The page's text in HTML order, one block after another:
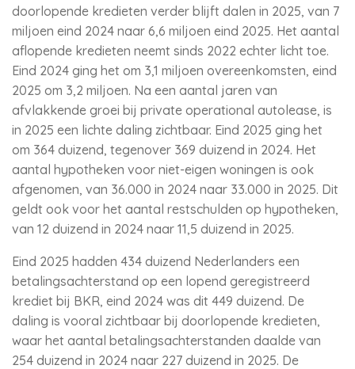
doorlopende kredieten verder blijft dalen in 2025, van 7
miljoen eind 2024 naar 6,6 miljoen eind 2025. Het aantal
aflopende kredieten neemt sinds 2022 echter licht toe.
Eind 2024 ging het om 3,1 miljoen overeenkomsten, eind
2025 om 3,2 miljoen. Na een aantal jaren van
afvlakkende groei bij private operational autolease, is
in 2025 een lichte daling zichtbaar. Eind 2025 ging het
om 364 duizend, tegenover 369 duizend in 2024. Het
aantal hypotheken voor niet-eigen woningen is ook
afgenomen, van 36.000 in 2024 naar 33.000 in 2025. Dit
geldt ook voor het aantal restschulden op hypotheken,
van 12 duizend in 2024 naar 11,5 duizend in 2025.
Eind 2025 hadden 434 duizend Nederlanders een
betalingsachterstand op een lopend geregistreerd
krediet bij BKR, eind 2024 was dit 449 duizend. De
daling is vooral zichtbaar bij doorlopende kredieten,
waar het aantal betalingsachterstanden daalde van
254 duizend in 2024 naar 227 duizend in 2025. De